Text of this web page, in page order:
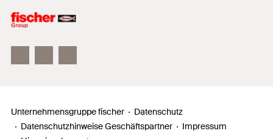
Unser Leitbild
Unternehmensgruppe fischer
Datenschutz
Datenschutzhinweise Geschäftspartner
Impressum